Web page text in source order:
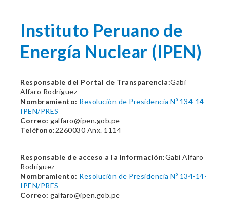
Instituto Peruano de
Energía Nuclear (IPEN)
Responsable del Portal de Transparencia:Gabi
Alfaro Rodriguez
Nombramiento: Resolución de Presidencia Nº 134-14-
IPEN/PRES
Correo: galfaro@ipen.gob.pe
Teléfono:2260030 Anx. 1114
Responsable de acceso a la información:Gabi Alfaro
Rodriguez
Nombramiento: Resolución de Presidencia Nº 134-14-
IPEN/PRES
Correo: galfaro@ipen.gob.pe